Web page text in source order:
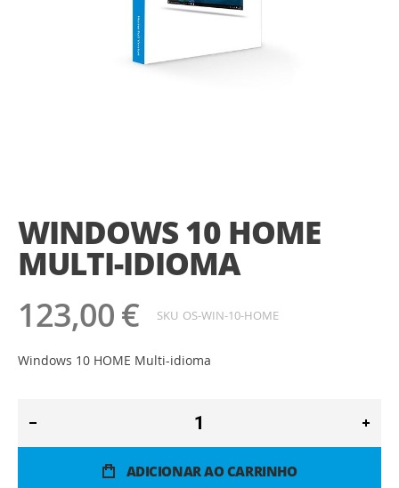
WINDOWS 10 HOME
MULTI-IDIOMA
123,00 € SKU OS-WIN-10-HOME
Windows 10 HOME Multi-idioma
ADICIONAR AO CARRINHO
início
da
Galeria
de